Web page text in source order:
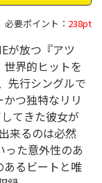
必要ポイント： 238pt
が放つ『アツ
界的ヒットを
先行シングルで
つ独特なリリ
てきた彼女が
来るのは必然
った意外性のあ
あるビートと唯